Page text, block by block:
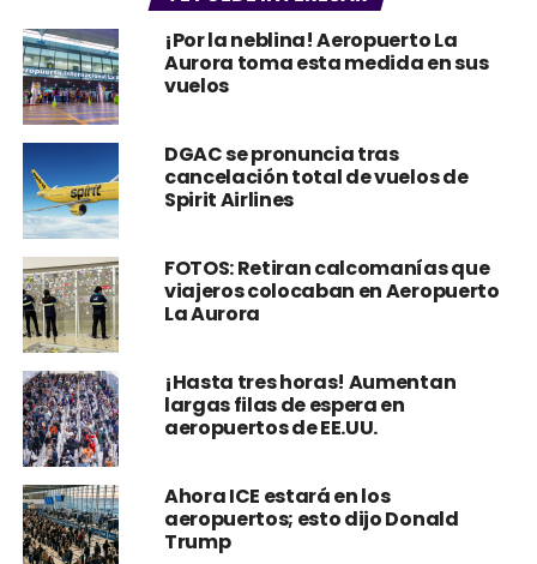
¡Por la neblina! Aeropuerto La
Aurora toma esta medida en sus
vuelos
DGAC se pronuncia tras
cancelación total de vuelos de
Spirit Airlines
FOTOS: Retiran calcomanías que
viajeros colocaban en Aeropuerto
La Aurora
¡Hasta tres horas! Aumentan
largas filas de espera en
aeropuertos de EE.UU.
Ahora ICE estará en los
aeropuertos; esto dijo Donald
Trump